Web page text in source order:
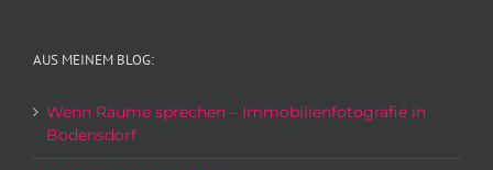
AUS MEINEM BLOG:
Wenn Räume sprechen – Immobilienfotografie in
Bodensdorf